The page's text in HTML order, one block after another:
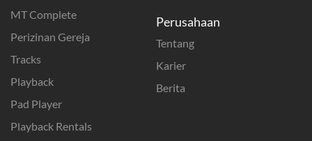
MT Complete
Perizinan Gereja
Tracks
Playback
Pad Player
Playback Rentals
Perusahaan
Tentang
Karier
Berita